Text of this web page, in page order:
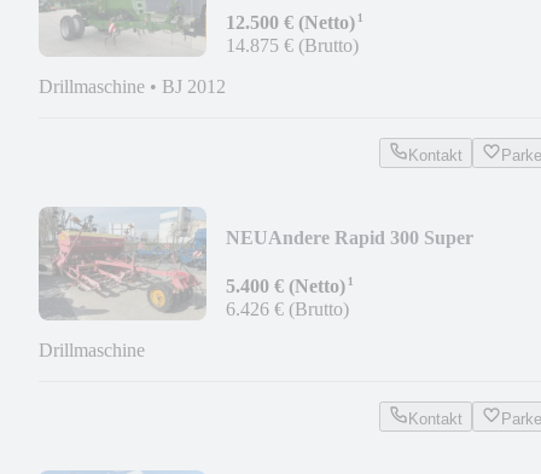
12.500 € (Netto)¹
14.875 € (Brutto)
Drillmaschine • BJ 2012
Kontakt
NEUAndere Rapid 300 Super
5.400 € (Netto)¹
6.426 € (Brutto)
Drillmaschine
Kontakt